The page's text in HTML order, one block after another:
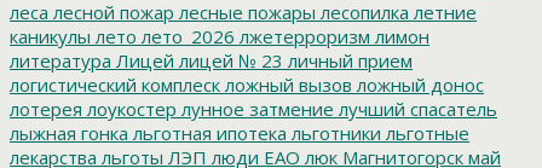
леса лесной пожар лесные пожары лесопилка летние
каникулы лето лето_2026 лжетерроризм лимон
литература Лицей лицей № 23 личный прием
логистический комплеск ложный вызов ложный донос
лотерея лоукостер лунное затмение лучший спасатель
лыжная гонка льготная ипотека льготники льготные
лекарства льготы ЛЭП люди ЕАО люк Магнитогорск май